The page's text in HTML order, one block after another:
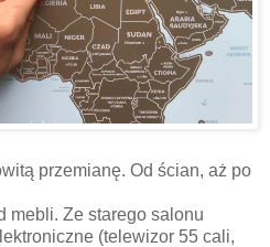
przemianę. Od ścian, aż po
mebli. Ze starego salonu
(telewizor 55 cali,